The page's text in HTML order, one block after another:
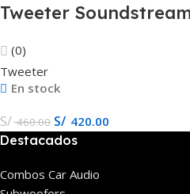
Tweeter
(0)
Tweeter
En stock
S/460.00 S/ 420.00
Destacados
Combos Car Audio